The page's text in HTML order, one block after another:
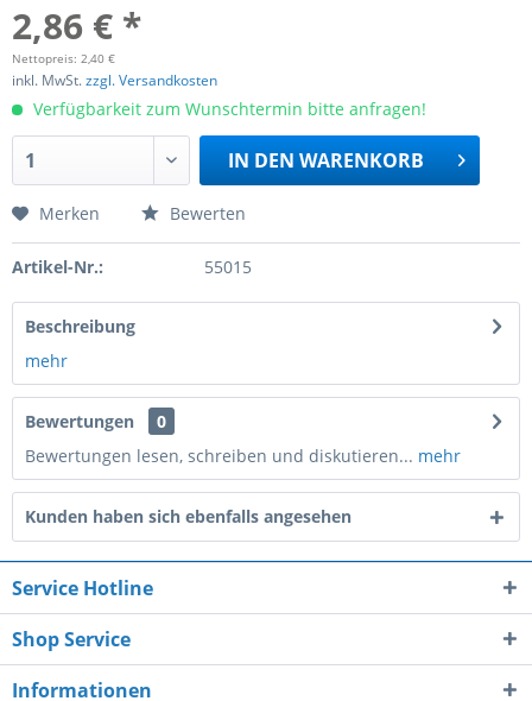
2,86 € *
Nettopreis: 2,40 €
inkl. MwSt.zzgl. Versandkosten
Verfügbarkeit zum Wunschtermin bitte anfragen!
IN DEN WARENKORB
Merken Bewerten
Artikel-Nr.: 55015
Beschreibung
mehr
Bewertungen
0
Bewertungen lesen, schreiben und diskutieren... mehr
Kunden haben sich ebenfalls angesehen
Service Hotline
Shop Service
Informationen